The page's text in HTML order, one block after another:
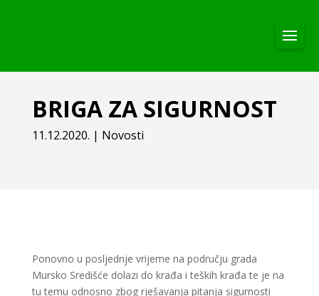
BRIGA ZA SIGURNOST
11.12.2020. | Novosti
Ponovno u posljednje vrijeme na području grada
Mursko Središće dolazi do krađa i teških krađa te je na
tu temu odnosno zbog rješavanja pitanja sigurnosti